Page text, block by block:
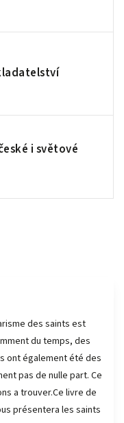
i světové
des saints est
du temps, des
ont également été des
pas de nulle part. Ce
a trouver.Ce livre de
présentera les saints